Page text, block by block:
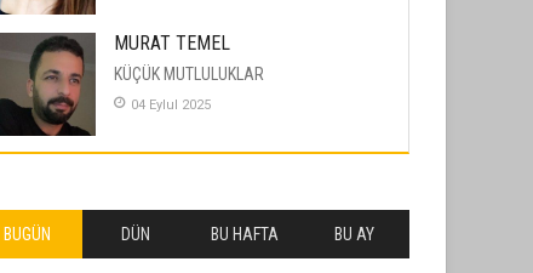
MURAT TEMEL
KÜÇÜK MUTLULUKLAR
04 Eylul 2025
26 Subat 2026
BUGÜN DÜN BU HAFTA BU AY